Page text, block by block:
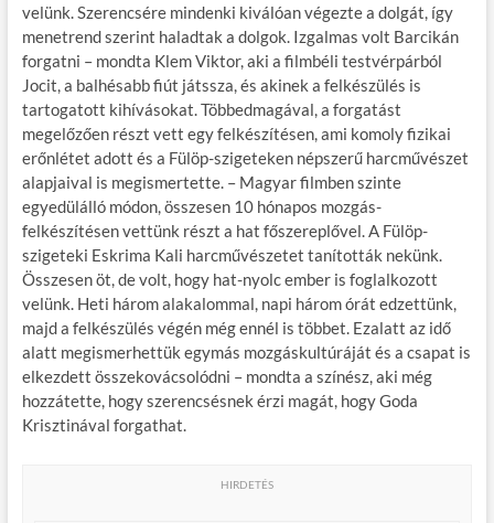
velünk. Szerencsére mindenki kiválóan végezte a dolgát, így
menetrend szerint haladtak a dolgok. Izgalmas volt Barcikán
forgatni – mondta Klem Viktor, aki a filmbéli testvérpárból
Jocit, a balhésabb fiút játssza, és akinek a felkészülés is
tartogatott kihívásokat. Többedmagával, a forgatást
megelőzően részt vett egy felkészítésen, ami komoly fizikai
erőnlétet adott és a Fülöp-szigeteken népszerű harcművészet
alapjaival is megismertette. – Magyar filmben szinte
egyedülálló módon, összesen 10 hónapos mozgás-
felkészítésen vettünk részt a hat főszereplővel. A Fülöp-
szigeteki Eskrima Kali harcművészetet tanították nekünk.
Összesen öt, de volt, hogy hat-nyolc ember is foglalkozott
velünk. Heti három alakalommal, napi három órát edzettünk,
majd a felkészülés végén még ennél is többet. Ezalatt az idő
alatt megismerhettük egymás mozgáskultúráját és a csapat is
elkezdett összekovácsolódni – mondta a színész, aki még
hozzátette, hogy szerencsésnek érzi magát, hogy Goda
Krisztinával forgathat.
HIRDETÉS